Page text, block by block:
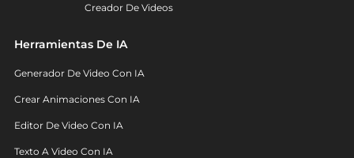
Creador De Videos
Herramientas De IA
Generador De Video Con IA
Crear Animaciones Con IA
Editor De Video Con IA
Texto A Video Con IA